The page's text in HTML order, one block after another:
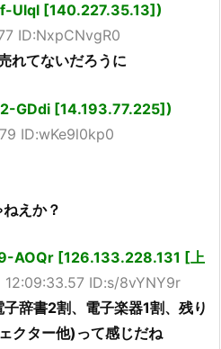
Ulql [140.227.35.13])
ID:NxpCNvgR0
れてないだろうに
GDdi [14.193.77.225])
ID:wKe9l0kp0
えか？
AOQr [126.133.228.131 [上
ID:s/8vYNY9r
辞書2割、電子楽器1割、残り
クター他)って感じだね